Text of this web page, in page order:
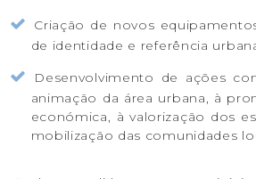
Criação de novos
de identidade e referência
Desenvolvimento de ações
animação da área urbana, à
económica, à valorização dos
mobilização das comunidades